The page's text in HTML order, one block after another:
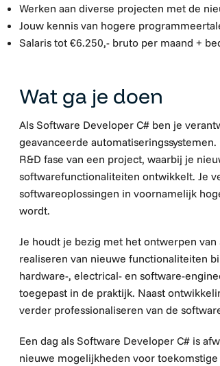
Werken aan diverse projecten met de
Jouw kennis van hogere
Salaris tot €6.250,- bruto per maand +
Wat ga je doen
Als Software Developer C# ben je
geavanceerde
R&D fase van een project, waarbij je
softwarefunctionaliteiten ontwikkelt. Je
softwareoplossingen in voornamelijk
wordt.
Je houdt je bezig met het ontwerpen
realiseren van nieuwe functionaliteiten
hardware-, electrical- en software-
toegepast in de praktijk. Naast
verder professionaliseren van de
Een dag als Software Developer C# is
nieuwe mogelijkheden voor